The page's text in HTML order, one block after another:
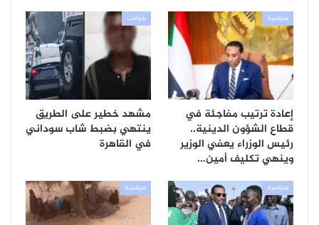
سياسية
إعادة ترتيب مفاجئة في
قطاع الشؤون الدينية..
رئيس الوزراء يعفي الوزير
وينهي تكليف أمين…
حوادث
مشهد خطير على الطريق
ينتهي بضبط شاب سوداني
في القاهرة
سياسية سياسية